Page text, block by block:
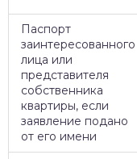
Паспорт
заинтересованного
лица или
представителя
собственника
квартиры, если
заявление подано
от его имени